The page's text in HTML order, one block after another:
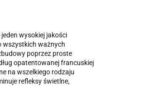
wysokiej jakości
wszystkich ważnych
poprzez proste
opatentowanej francuskiej
na wszelkiego rodzaju
refleksy świetlne,